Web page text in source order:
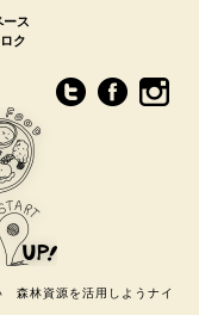
ス
ク
林資源を活用しようナイ